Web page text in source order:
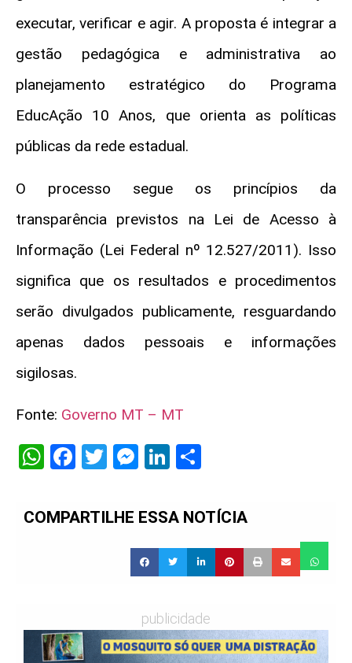
executar, verificar e agir. A proposta é integrar a
gestão pedagógica e administrativa ao
planejamento estratégico do Programa
EducAção 10 Anos, que orienta as políticas
públicas da rede estadual.
O processo segue os princípios da
transparência previstos na Lei de Acesso à
Informação (Lei Federal nº 12.527/2011). Isso
significa que os resultados e procedimentos
serão divulgados publicamente, resguardando
apenas dados pessoais e informações
sigilosas.
Fonte: Governo MT – MT
WhatsApp
Facebook
TwitterMessenger
LinkedIn
COMPARTILHE ESSA NOTÍCIA
publicidade